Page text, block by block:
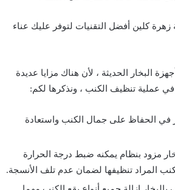
كلين أفضل التقنيات لتوفر عليك عناء
البخار الحديثة ، لأن هناك مزايا عديدة
في عملية تنظيف الكنب ، ونذكرها لكم:
في الحفاظ على جمال الكنب واستعادة
مزود بنظام يمكنه ضبط درجة الحرارة
المراد تنظيفها لضمان عدم تلف الأنسجة.